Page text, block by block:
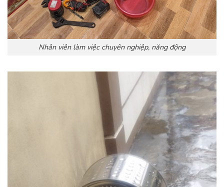
Nhân viên làm việc chuyên nghiệp, năng động